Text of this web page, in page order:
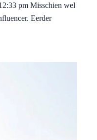
pm Misschien wel
Eerder